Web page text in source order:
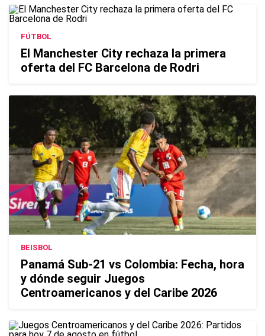
FÚTBOL
El Manchester City rechaza la primera
oferta del FC Barcelona de Rodri
BEISBOL
Panamá Sub-21 vs Colombia: Fecha, hora
y dónde seguir Juegos
Centroamericanos y del Caribe 2026